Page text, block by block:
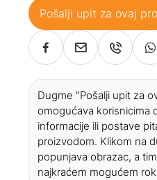
Pošalji upit za ovaj
Dugme "Pošalji upit za
omogućava korisnicima
informacije ili postave
proizvodom. Klikom na
popunjava obrazac, a
najkraćem mogućem